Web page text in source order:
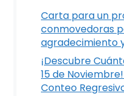
Carta para un
conmovedoras
agradecimiento
¡Descubre
15 de
Conteo